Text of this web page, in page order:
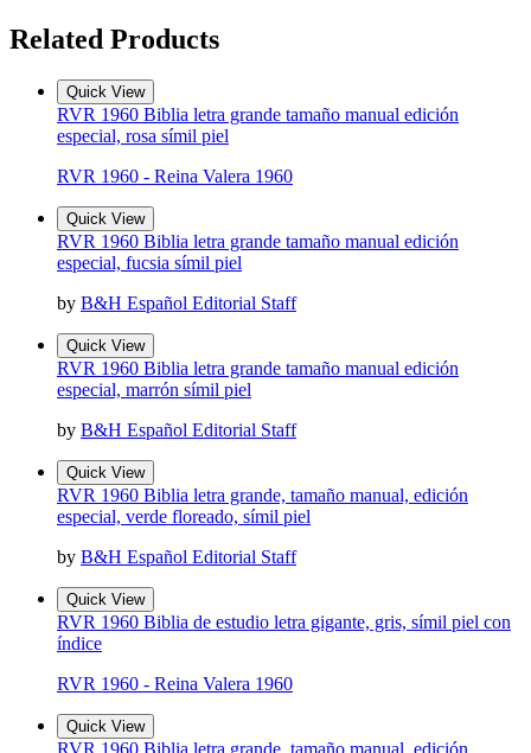
Related Products
Quick View
RVR 1960 Biblia letra grande tamaño manual edición
especial, rosa símil piel
RVR 1960 - Reina Valera 1960
Quick View
RVR 1960 Biblia letra grande tamaño manual edición
especial, fucsia símil piel
by B&H Español Editorial Staff
Quick View
RVR 1960 Biblia letra grande tamaño manual edición
especial, marrón símil piel
by B&H Español Editorial Staff
Quick View
RVR 1960 Biblia letra grande, tamaño manual, edición
especial, verde floreado, símil piel
by B&H Español Editorial Staff
Quick View
RVR 1960 Biblia de estudio letra gigante, gris, símil piel con
índice
RVR 1960 - Reina Valera 1960
Quick View
RVR 1960 Biblia letra grande, tamaño manual, edición